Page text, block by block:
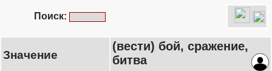
Поиск:
Значение
(вести) бой, сражение,
битва